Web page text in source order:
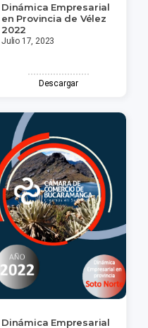
Dinámica Empresarial
en Provincia de Vélez
2022
Julio 17, 2023
Descargar
Dinámica Empresarial